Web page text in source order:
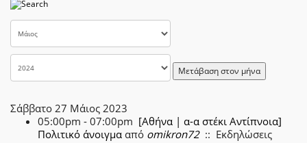
Μετάβαση στον μήνα
Σάββατο 27 Μάιος 2023
05:00pm - 07:00pm [Αθήνα | α-α στέκι Αντίπνοια]
Πολιτικό άνοιγμα από omikron72:: Εκδηλώσεις